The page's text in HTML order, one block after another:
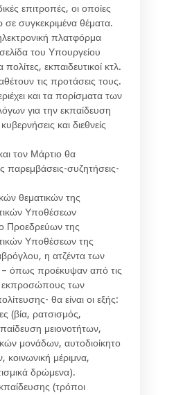
επιτροπές, οι οποίες
συγκεκριμένα θέματα.
πλατφόρμα
του Υπουργείου
εκπαιδευτικοί κτλ.
τις προτάσεις τους.
και τα πορίσματα των
για την εκπαίδευση
και διεθνείς
τον Μάρτιο θα
παρεμβάσεις-συζητήσεις-
θεματικών της
Υποθέσεων
Προεδρεύων της
Υποθέσεων της
η ατζέντα των
– όπως προέκυψαν από τις
εκπροσώπους των
θα είναι οι εξής:
(βία, ρατσισμός,
μειονοτήτων,
μονάδων, αυτοδιοίκητο
μέριμνα,
δρώμενα).
(τρόποι